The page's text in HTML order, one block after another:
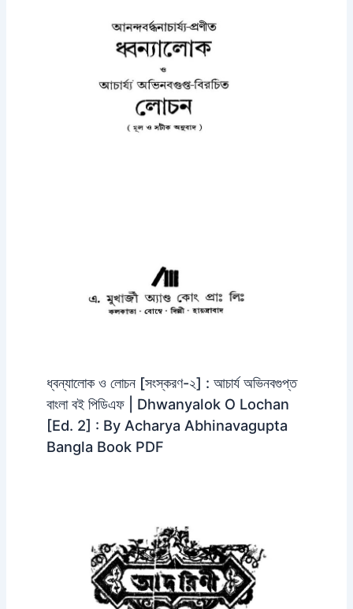
ধ্বন্যালোক ও লোচন [সংস্করণ-২] : আচার্য অভিনবগুপ্ত
বাংলা বই পিডিএফ | Dhwanyalok O Lochan
[Ed. 2] : By Acharya Abhinavagupta
Bangla Book PDF